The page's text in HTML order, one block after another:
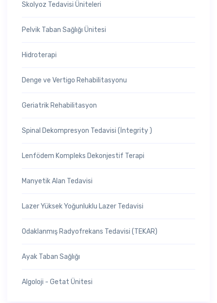
Skolyoz Tedavisi Üniteleri
Pelvik Taban Sağlığı Ünitesi
Hidroterapi
Denge ve Vertigo Rehabilitasyonu
Geriatrik Rehabilitasyon
Spinal Dekompresyon Tedavisi (İntegrity )
Lenfödem Kompleks Dekonjestif Terapi
Manyetik Alan Tedavisi
Lazer Yüksek Yoğunluklu Lazer Tedavisi
Odaklanmış Radyofrekans Tedavisi (TEKAR)
Ayak Taban Sağlığı
Algoloji - Getat Ünitesi